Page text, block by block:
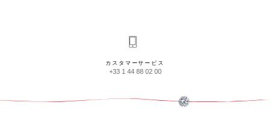
カスタマーサービス
+33 1 44 88 02 00